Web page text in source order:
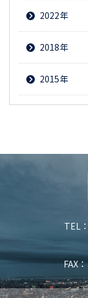
2022
2018
2015
TEL：
FAX：